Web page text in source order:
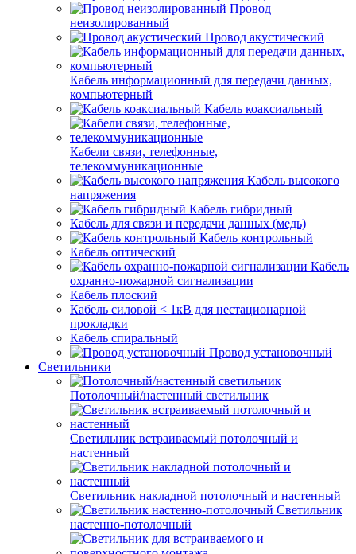
Провод
неизолированный
Провод акустический
Кабель информационный для передачи данных,
компьютерный
Кабель коаксиальный
Кабели связи, телефонные,
телекоммуникационные
Кабель высокого
напряжения
Кабель гибридный
Кабель для связи и передачи данных (медь)
Кабель контрольный
Кабель оптический
Кабель
охранно-пожарной сигнализации
Кабель плоский
Кабель силовой < 1кВ для нестационарной
прокладки
Кабель спиральный
Провод установочный
Светильники
Потолочный/настенный светильник
Светильник встраиваемый потолочный и
настенный
Светильник накладной потолочный и настенный
Светильник
настенно-потолочный